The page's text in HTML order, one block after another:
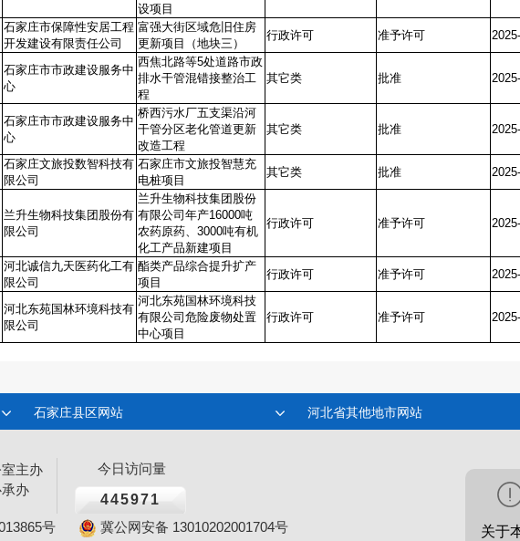
设项目
石家庄市保障性安居工程
开发建设有限责任公司
富强大街区域危旧住房
更新项目（地块三）
行政许可 准予许可
石家庄市市政建设服务中
心
西焦北路等5处道路市政
排水干管混错接整治工
程
其它类 批准
石家庄市市政建设服务中
心
桥西污水厂五支渠沿河
干管分区老化管道更新
改造工程
其它类 批准
石家庄文旅投数智科技有
限公司
石家庄市文旅投智慧充
电桩项目
其它类 批准
兰升生物科技集团股份有
限公司
兰升生物科技集团股份
有限公司年产16000吨
农药原药、3000吨有机
化工产品新建项目
行政许可 准予许可
河北诚信九天医药化工有
限公司
酯类产品综合提升扩产
项目
行政许可 准予许可
河北东苑国林环境科技有
限公司
河北东苑国林环境科技
有限公司危险废物处置
中心项目
行政许可 准予许可